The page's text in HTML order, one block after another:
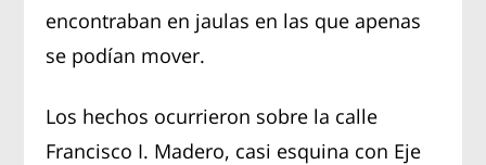
encontraban en jaulas en las que apenas
se podían mover.
Los hechos ocurrieron sobre la calle
Francisco I. Madero, casi esquina con Eje